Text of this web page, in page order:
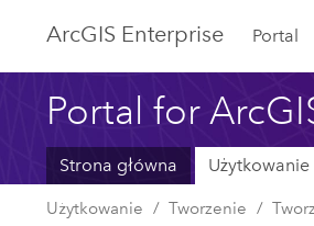
ArcGIS Enterprise Portal
Portal for
Strona główna Użytkowanie
Użytkowanie Tworzenie